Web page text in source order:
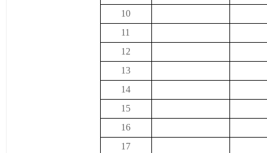
10
11
12
13
14
15
16
17